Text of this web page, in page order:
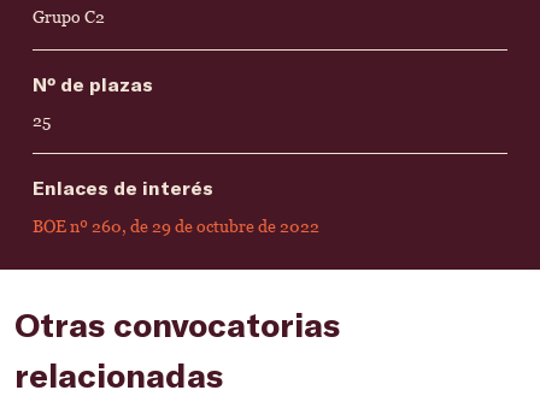
Grupo C2
Nº de plazas
25
Enlaces de interés
BOE nº 260, de 29 de octubre de 2022
Otras convocatorias
relacionadas